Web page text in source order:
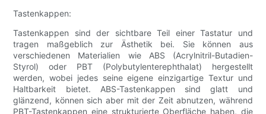
Tastenkappen:
Tastenkappen sind der sichtbare Teil einer Tastatur und
tragen maßgeblich zur Ästhetik bei. Sie können aus
verschiedenen Materialien wie ABS (Acrylnitril-Butadien-
Styrol) oder PBT (Polybutylenterephthalat) hergestellt
werden, wobei jedes seine eigene einzigartige Textur und
Haltbarkeit bietet. ABS-Tastenkappen sind glatt und
glänzend, können sich aber mit der Zeit abnutzen, während
PBT-Tastenkappen eine strukturierte Oberfläche haben, die